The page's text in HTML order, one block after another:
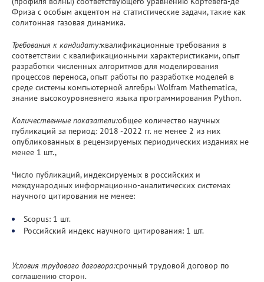
Фриза с особым акцентом на статистические задачи, такие как
солитонная газовая динамика.
Требования к кандидату:квалификационные требования в
соответствии с квалификационными характеристиками, опыт
разработки численных алгоритмов для моделирования
процессов переноса, опыт работы по разработке моделей в
среде системы компьютерной алгебры Wolfram Mathematica,
знание высокоуровневнего языка программирования Python.
Количественные показатели:общее количество научных
публикаций за период: 2018 -2022 гг. не менее 2 из них
опубликованных в рецензируемых периодических изданиях не
менее 1 шт.,
Число публикаций, индексируемых в российских и
международных информационно-аналитических системах
научного цитирования не менее:
Scopus: 1 шт.
Российский индекс научного цитирования: 1 шт.
Условия трудового договора:срочный трудовой договор по
соглашению сторон.